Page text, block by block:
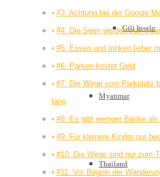
Gili Inseln
Myanmar
Thailand
#3: Achtung bei der Google
#4: Die Seen werden von
#5: Essen und trinken lieber
#6: Parken kostet Geld
#7: Die Wege vom Parkplatz
lang
#8: Es gibt weniger Bänke als
#9: Für kleinere Kinder nur
#10: Die Wege sind nur zum
#11: Vor Beginn der